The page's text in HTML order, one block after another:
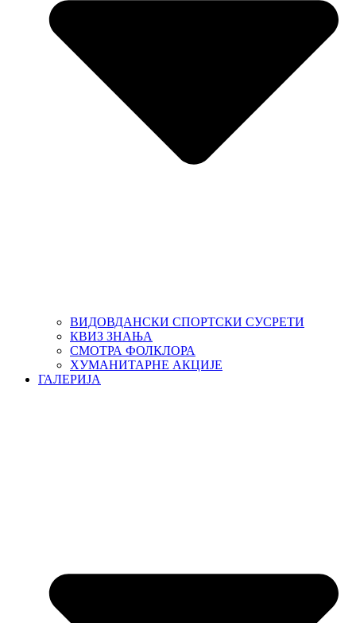
ВИДОВДАНСКИ СПОРТСКИ СУСРЕТИ
КВИЗ ЗНАЊА
СМОТРА ФОЛКЛОРА
ХУМАНИТАРНЕ АКЦИЈЕ
ГАЛЕРИЈА